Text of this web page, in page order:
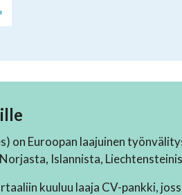
on Euroopan laajuinen
Islannista,
kuuluu laaja CV-pankki,